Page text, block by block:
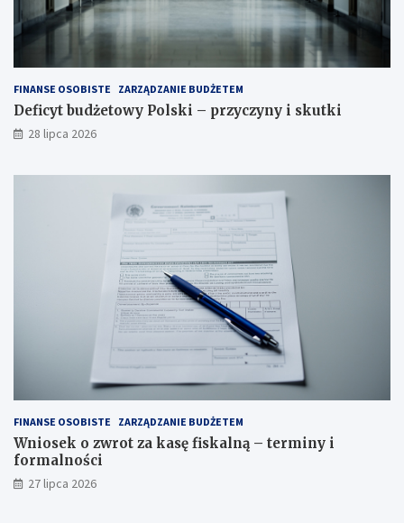
FINANSE OSOBISTE ZARZĄDZANIE BUDŻETEM
Deficyt budżetowy Polski – przyczyny i skutki
28 lipca 2026
FINANSE OSOBISTE ZARZĄDZANIE BUDŻETEM
Wniosek o zwrot za kasę fiskalną – terminy i
formalności
27 lipca 2026